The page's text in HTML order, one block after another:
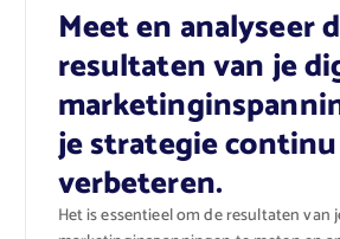
Meet en analyseer
resultaten van je
je strategie
verbeteren.
Het is essentieel om de resultaten van